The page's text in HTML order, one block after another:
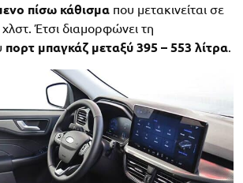
πίσω κάθισμα που μετακινείται σε
Έτσι διαμορφώνει τη
πορτ μπαγκάζ μεταξύ 395 – 553 λίτρα.